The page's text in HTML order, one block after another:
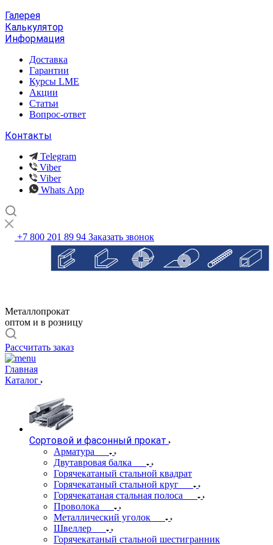
Галерея
Калькулятор
Информация
Доставка
Гарантии
Курсы LME
Акции
Статьи
Вопрос-ответ
Контакты
Telegram
Viber
Viber
Whats App
+7 800 201 89 94 Заказать звонок
Металлопрокат
оптом и в розницу
Рассчитать заказ
Главная
Каталог
Сортовой и фасонный прокат
Арматура
Двутавровая балка
Горячекатаный стальной квадрат
Горячекатаный стальной круг
Горячекатаная стальная полоса
Проволока
Металлический уголок
Швеллер
Горячекатаный стальной шестигранник